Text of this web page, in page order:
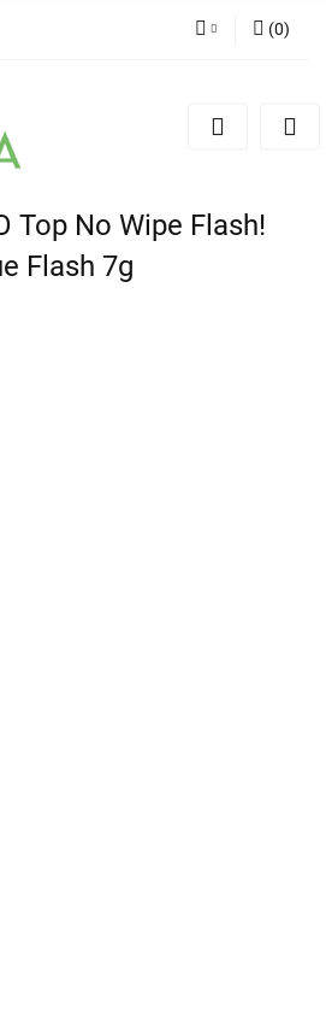
(0)
Top No Wipe Flash!
Flash 7g